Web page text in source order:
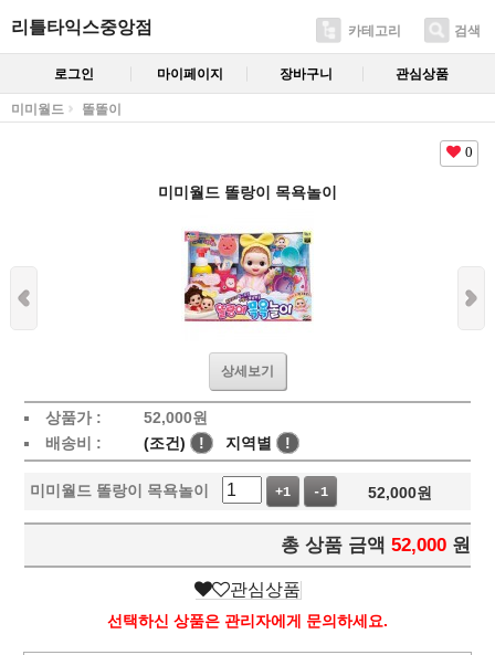
리틀타익스중앙점 카테고리 검색
로그인 마이페이지 장바구니 관심상품
미미월드 똘똘이
0
미미월드 똘랑이 목욕놀이
상세보기
상품가 : 52,000원
배송비 :
(조건) ! 지역별 !
미미월드 똘랑이 목욕놀이 +1 -1 52,000원
총 상품 금액 52,000 원
관심상품
선택하신 상품은 관리자에게 문의하세요.